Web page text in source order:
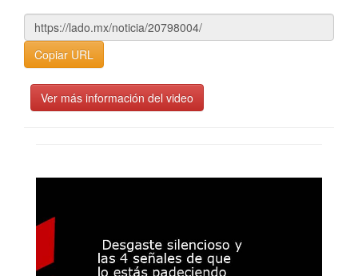
Copiar URL
Ver más información del video